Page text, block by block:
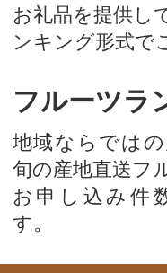
お礼品を提供し
ンキング形式で
フルーツラ
地域ならでは
旬の産地直送フ
お申し込み件
す。